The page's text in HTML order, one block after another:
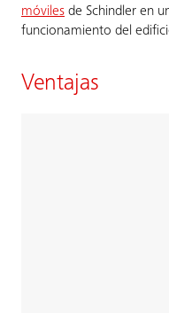
móviles de Schindler en
funcionamiento del
Ventajas